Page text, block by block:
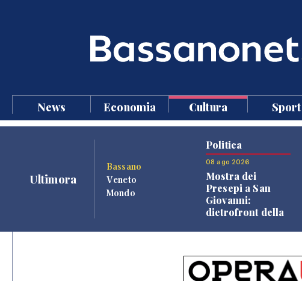
News Economia Cultura Sport
Ultimora
Bassano
Veneto
Mondo
Politica
08 ago 2026
Mostra dei
Presepi a San
Giovanni:
dietrofront della